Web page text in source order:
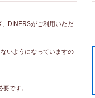
DINERSがご利用いただ
いようになっていますの
です。